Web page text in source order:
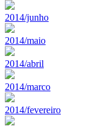
2014/junho
2014/maio
2014/abril
2014/marco
2014/fevereiro